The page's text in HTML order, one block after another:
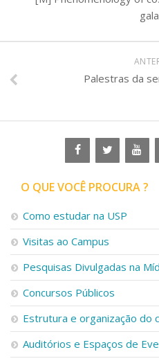
Palestras da
O QUE VOCÊ PROCURA ?
Como estudar na USP
Visitas ao Campus
Pesquisas Divulgadas na
Concursos Públicos
Estrutura e organização do
Auditórios e Espaços de